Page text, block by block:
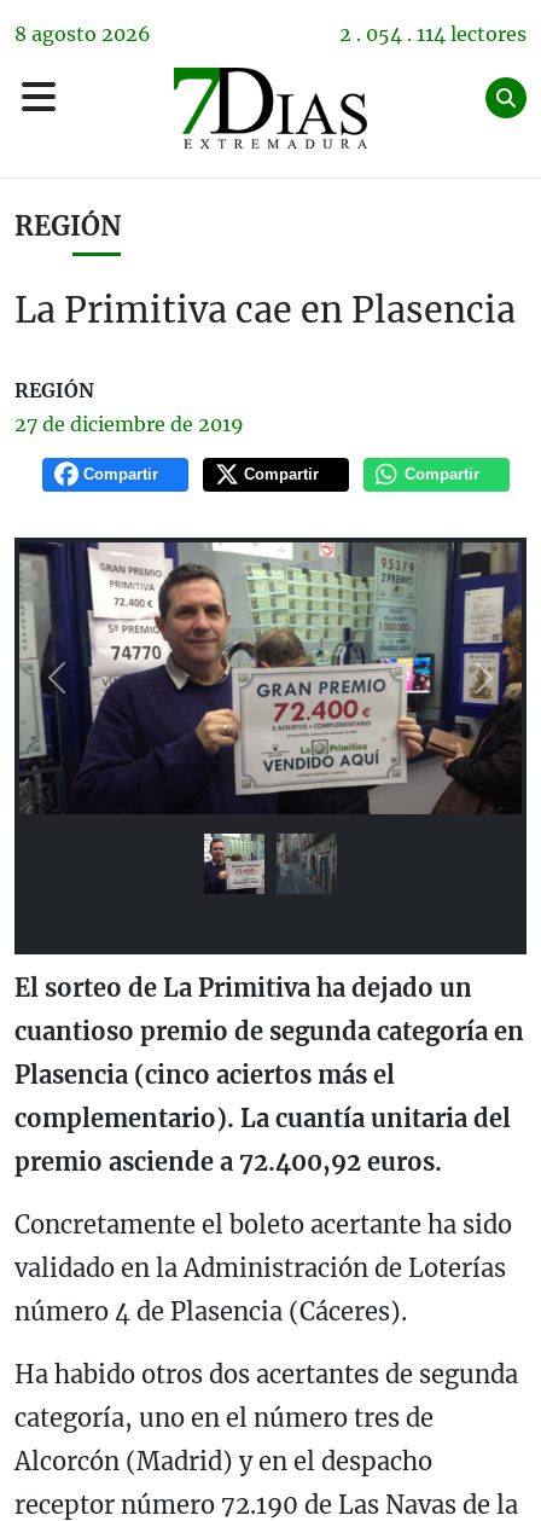
8 agosto 2026 2 . 054 . 114 lectores
REGIÓN
La Primitiva cae en Plasencia
REGIÓN
27 de diciembre de 2019
Compartir Compartir Compartir
Previous Next
El sorteo de La Primitiva ha dejado un
cuantioso premio de segunda categoría en
Plasencia (cinco aciertos más el
complementario). La cuantía unitaria del
premio asciende a 72.400,92 euros.
Concretamente el boleto acertante ha sido
validado en la Administración de Loterías
número 4 de Plasencia (Cáceres).
Ha habido otros dos acertantes de segunda
categoría, uno en el número tres de
Alcorcón (Madrid) y en el despacho
receptor número 72.190 de Las Navas de la